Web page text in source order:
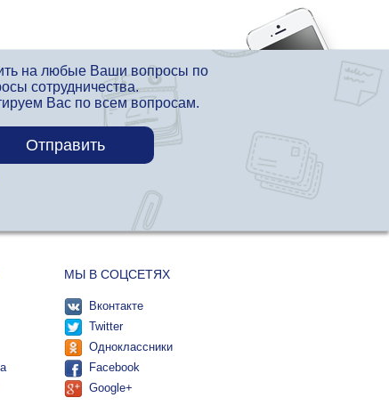
на любые Ваши вопросы по
сотрудничества.
Вас по всем вопросам.
МЫ В СОЦСЕТЯХ
Вконтакте
Twitter
Одноклассники
Facebook
Google+